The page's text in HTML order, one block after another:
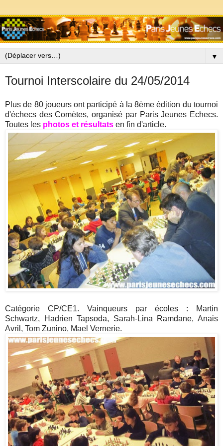
▼
Tournoi Interscolaire du 24/05/2014
Plus de 80 joueurs ont participé à la 8ème édition du tournoi
d'échecs des Comètes, organisé par Paris Jeunes Echecs.
Toutes les photos et résultats en fin d'article.
Catégorie CP/CE1. Vainqueurs par écoles : Martin
Schwartz, Hadrien Tapsoda, Sarah-Lina Ramdane, Anais
Avril, Tom Zunino, Mael Vernerie.